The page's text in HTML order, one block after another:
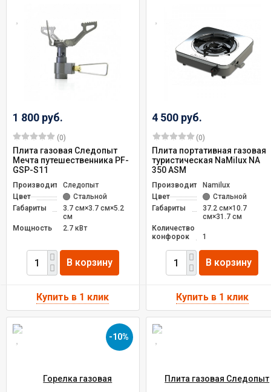
1 800 руб.
(0)
Плита газовая Следопыт
Мечта путешественника PF-
GSP-S11
ПроизводительСледопыт
Цвет
Стальной
Габариты
3.7 см×3.7 см×5.2
см
Мощность
2.7 кВт
В корзину
4 500 руб.
(0)
Плита портативная газовая
туристическая NaMilux NA
350 ASM
ПроизводительNamilux
Цвет
Стальной
Габариты
37.2 см×10.7
см×31.7 см
Количество
конфорок
1
В корзину
-10%